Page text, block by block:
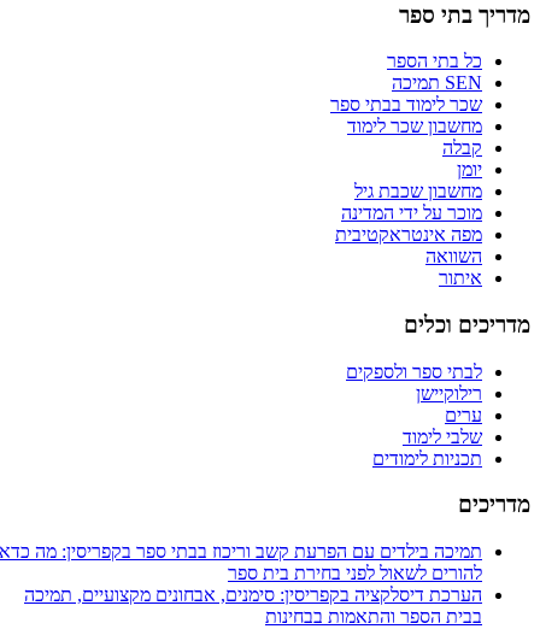
מדריך בתי ספר
כל בתי הספר
SEN תמיכה
שכר לימוד בבתי ספר
מחשבון שכר לימוד
קבלה
יומן
מחשבון שכבת גיל
מוכר על ידי המדינה
מפה אינטראקטיבית
השוואה
איתור
מדריכים וכלים
לבתי ספר ולספקים
רילוקיישן
ערים
שלבי לימוד
תכניות לימודים
מדריכים
תמיכה בילדים עם הפרעת קשב וריכוז בבתי ספר בקפריסין: מה כדאי
להורים לשאול לפני בחירת בית ספר
הערכת דיסלקציה בקפריסין: סימנים, אבחונים מקצועיים, תמיכה
בבית הספר והתאמות בבחינות